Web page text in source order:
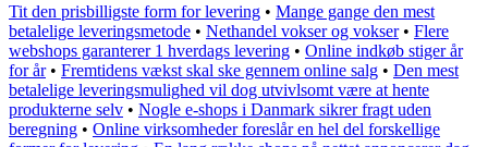
Tit den prisbilligste form for levering • Mange gange den mest
betalelige leveringsmetode • Nethandel vokser og vokser• Flere
webshops garanterer 1 hverdags levering • Online indkøb stiger år
for år• Fremtidens vækst skal ske gennem online salg • Den mest
betalelige leveringsmulighed vil dog utvivlsomt være at hente
produkterne selv • Nogle e-shops i Danmark sikrer fragt uden
beregning • Online virksomheder foreslår en hel del forskellige